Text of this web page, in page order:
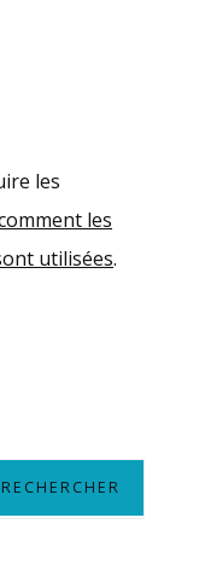
les
les
utilisées.